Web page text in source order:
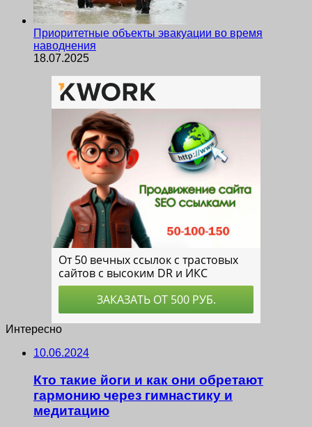
Приоритетные объекты эвакуации во время
наводнения
18.07.2025
Интересно
10.06.2024
Кто такие йоги и как они обретают
гармонию через гимнастику и
медитацию